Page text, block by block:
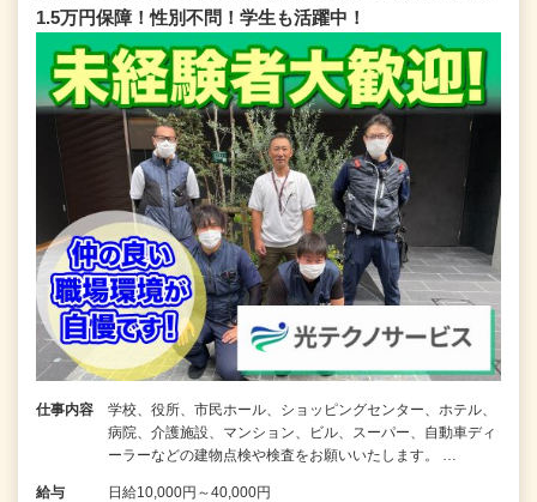
1.5万円保障！性別不問！学生も活躍中！
仕事内容
学校、役所、市民ホール、ショッピングセンター、ホテル、
病院、介護施設、マンション、ビル、スーパー、自動車ディ
ーラーなどの建物点検や検査をお願いいたします。 …
給与 日給10,000円～40,000円